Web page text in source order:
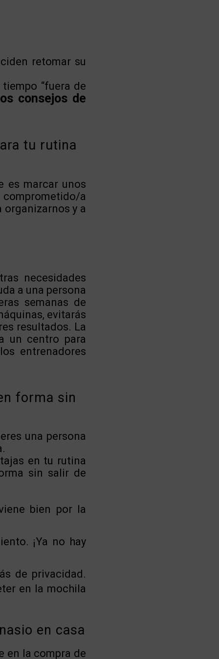
retomar su
“fuera de
consejos de
tu rutina
es marcar unos
a
organizarnos y a
necesidades
a una persona
semanas de
evitarás
resultados. La
un centro para
entrenadores
forma sin
una persona
en tu rutina
sin salir de
bien por la
¡Ya no hay
de privacidad.
en la mochila
en casa
en la compra de